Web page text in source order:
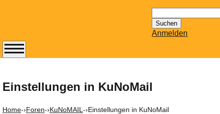
nach:
Anmelden
Einstellungen in KuNoMail
Home-›Foren-›KuNoMAIL -›Einstellungen in KuNoMail
Abonnieren Sie den
erscheinenden
Newsletter von
Mailhilfe.de